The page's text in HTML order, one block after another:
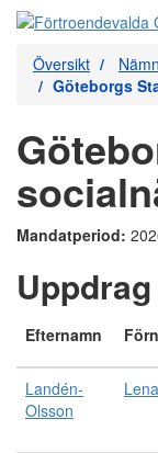
Översikt
Göteborgs
Mandatperiod:
Uppdrag
Efternamn
Landén-
Olsson
Lena